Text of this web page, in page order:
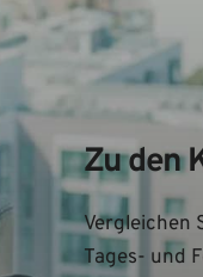
Zu den
Vergleichen
Tages- und